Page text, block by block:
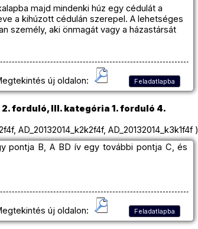
majd mindenki húz egy cédulát a
a kihúzott cédulán szerepel. A lehetséges
személy, aki önmagát vagy a házastársát
új oldalon: Feladatlapba
forduló, III. kategória 1. forduló 4.
AD_20132014_k2k2f4f, AD_20132014_k3k1f4f )
pontja B, A BD ív egy további pontja C, és
új oldalon: Feladatlapba